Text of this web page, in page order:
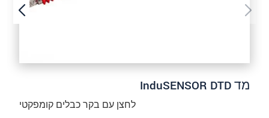
מד InduSENSOR DTD
לחצן עם בקר כבלים קומפקטי